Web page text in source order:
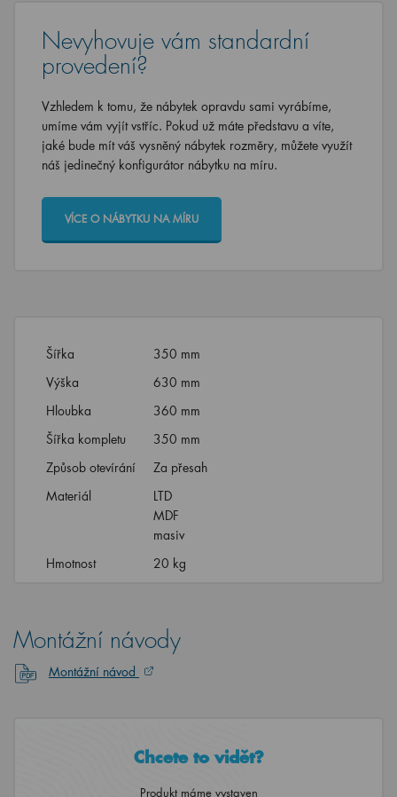
Nevyhovuje vám standardní
provedení?
Vzhledem k tomu, že nábytek opravdu sami vyrábíme,
umíme vám vyjít vstříc. Pokud už máte představu a víte,
jaké bude mít váš vysněný nábytek rozměry, můžete využít
náš jedinečný konfigurátor nábytku na míru.
VÍCE O NÁBYTKU NA MÍRU
Šířka
350 mm
Výška
630 mm
Hloubka
360 mm
Šířka kompletu
350 mm
Způsob otevírání
Za přesah
Materiál
LTD
MDF
masiv
Hmotnost
20 kg
Montážní návody
Montážní návod
Chcete to vidět?
Produkt máme vystaven